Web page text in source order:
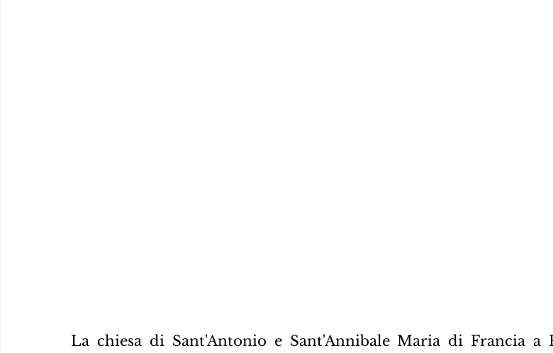
La chiesa di Sant'Antonio e Sant'Annibale Maria di Francia a